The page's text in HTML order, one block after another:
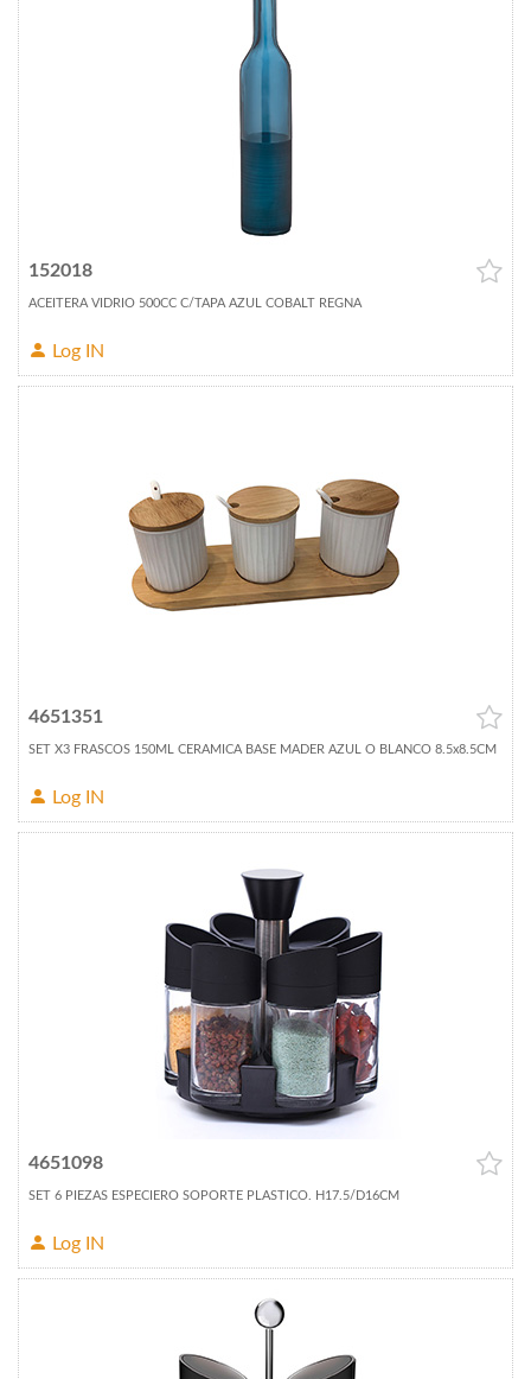
152018
ACEITERA VIDRIO 500CC C/TAPA AZUL COBALT REGNA
Log IN
4651351
SET X3 FRASCOS 150ML CERAMICA BASE MADER AZUL O BLANCO 8.5x8.5CM
Log IN
4651098
SET 6 PIEZAS ESPECIERO SOPORTE PLASTICO. H17.5/D16CM
Log IN